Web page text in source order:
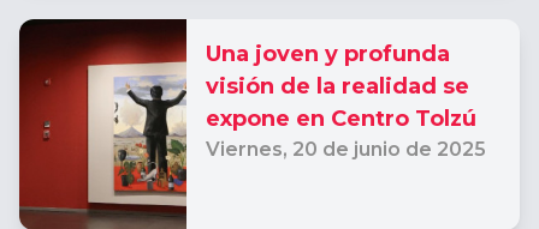
Una joven y profunda
visión de la realidad se
expone en Centro Tolzú
Viernes, 20 de junio de 2025